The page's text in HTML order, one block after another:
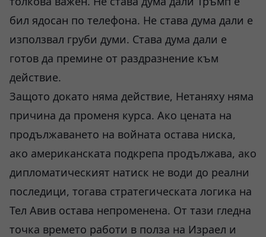
бил ядосан по телефона. Не става дума дали е
използвал груби думи. Става дума дали е
готов да премине от раздразнение към
действие.
Защото докато няма действие, Нетаняху няма
причина да променя курса. Ако цената на
продължаването на войната остава ниска,
ако американската подкрепа продължава, ако
дипломатическият натиск не води до реални
последици, тогава стратегическата логика на
Тел Авив остава непроменена. От тази гледна
точка времето работи в полза на Израел и